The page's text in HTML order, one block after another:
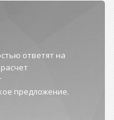
ответят на
предложение.